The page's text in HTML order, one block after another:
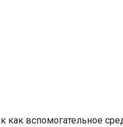
как вспомогательное